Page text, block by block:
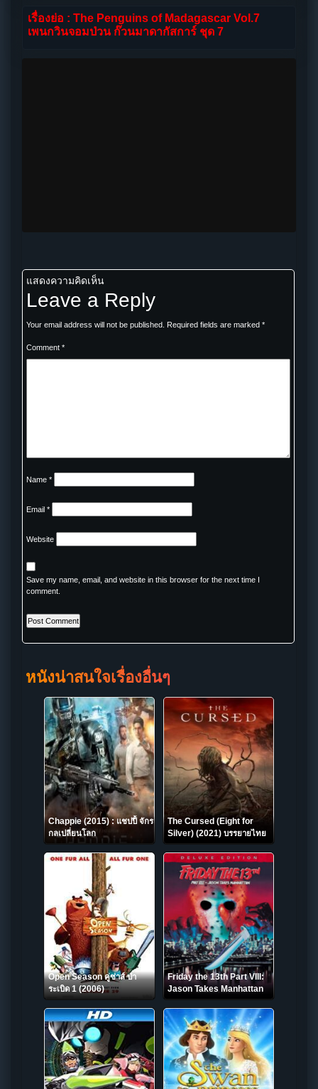
เรื่องย่อ : The Penguins of Madagascar Vol.7
เพนกวินจอมป่วน ก๊วนมาดากัสการ์ ชุด 7
แสดงความคิดเห็น
Leave a Reply
Your email address will not be published. Required fields are marked *
Comment *
Name *
Email *
Website
Save my name, email, and website in this browser for the next time I
comment.
หนังน่าสนใจเรื่องอื่นๆ
Chappie (2015) : แชปปี้ จักร
กลเปลี่ยนโลก
The Cursed (Eight for
Silver) (2021) บรรยายไทย
Open Season คู่ซ่าส์ ป่า
ระเบิด 1 (2006)
Friday the 13th Part VIII:
Jason Takes Manhattan
ศุกร์ 13 ฝันหวาน ภาค 8 ตอน
เจสันบุกแมนฮัตตัน (1989)